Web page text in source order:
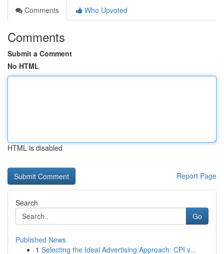
Comments
Who Upvoted
Comments
Submit a Comment
No HTML
HTML is disabled
Report Page
Search
Go
Published News
1 Selecting the Ideal Advertising Approach: CPI v...